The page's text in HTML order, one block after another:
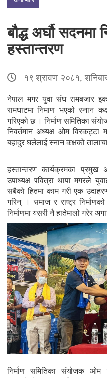
बौद्ध अर्घौ सदनमा
हस्तान्तरण
१९ श्रावण २०८१,
नेपाल मगर युवा संघ रामबजार
रामघाटमा निमाण भएको स्नान
गरिएको छ । निर्माण समितिका
निवर्तमान अध्यक्ष ओम विरकट्टा
बहादुर घलेलाई स्नान कक्षको
हस्तान्तरण कार्यक्रमका
उपाध्यक्ष पवित्रा थापा मगरले
सबैको हितमा काम गरी एक
गरिन् । समाज र राष्ट्र
निर्माणमा यसरी नै हातेमालो गरेर
निर्माण समितिका संयोजक ओम